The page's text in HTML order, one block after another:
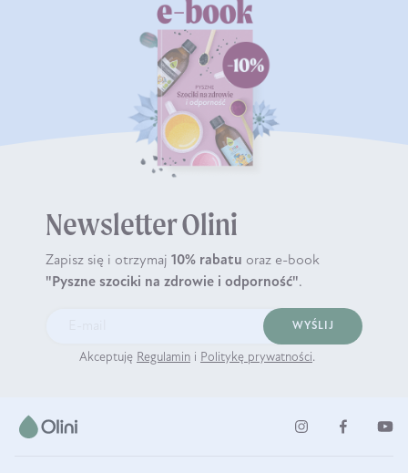
Newsletter Olini
Zapisz się i otrzymaj 10% rabatu oraz e-book
"Pyszne szociki na zdrowie i odporność".
WYŚLIJ
Akceptuję Regulamin i Politykę prywatności.